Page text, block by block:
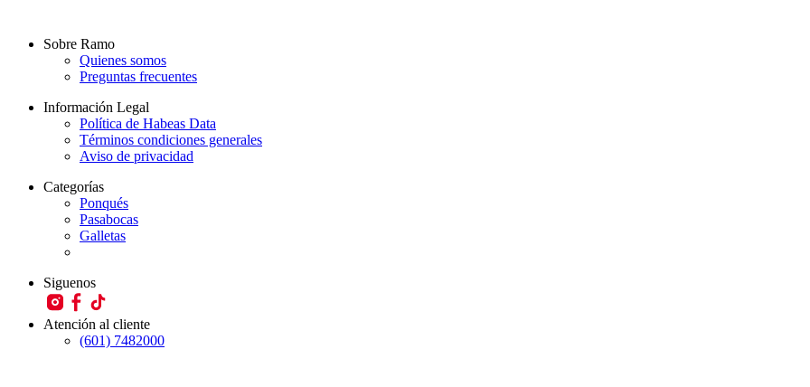
Sobre Ramo
Quienes somos
Preguntas frecuentes
Información Legal
Política de Habeas Data
Términos condiciones generales
Aviso de privacidad
Categorías
Ponqués
Pasabocas
Galletas
Siguenos
Atención al cliente
(601) 7482000